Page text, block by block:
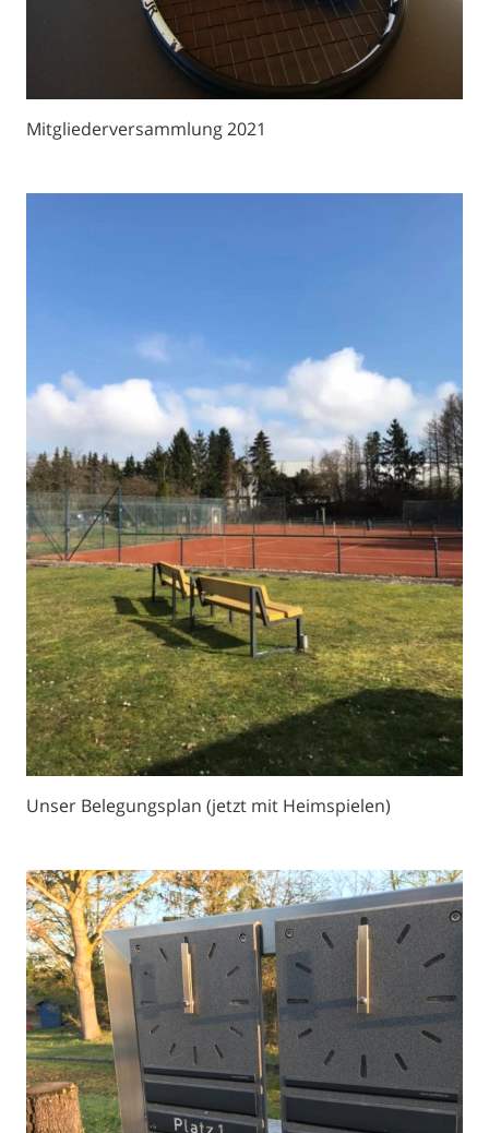
Mitgliederversammlung 2021
Unser Belegungsplan (jetzt mit Heimspielen)